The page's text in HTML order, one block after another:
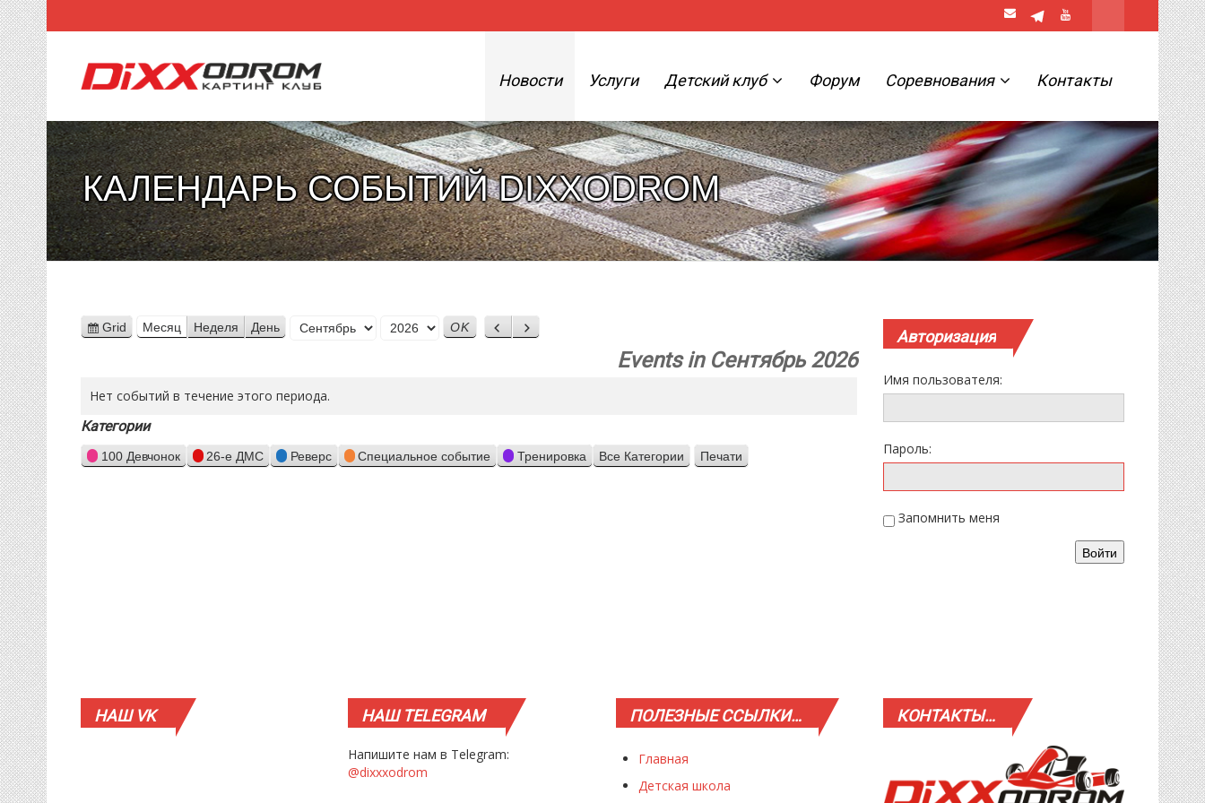
Новости Услуги Детский клуб Форум Соревнования Контакты
КАЛЕНДАРЬ СОБЫТИЙ DIXXODROM
View
Grid Месяц Неделя День
Месяц
Назад
Вперед
Events in Сентябрь 2026
Нет событий в течение этого периода.
Категории
100 Девчонок 26-е ДМС Реверс Специальное событие Тренировка Все Категории Просмотр
Печати
Авторизация
Имя пользователя:
Пароль:
Запомнить меня
Войти
НАШVK НАШTELEGRAM
Напишите нам в Telegram:
@dixxxodrom
ПОЛЕЗНЫЕССЫЛКИ…
Главная
Детская школа
КОНТАКТЫ…